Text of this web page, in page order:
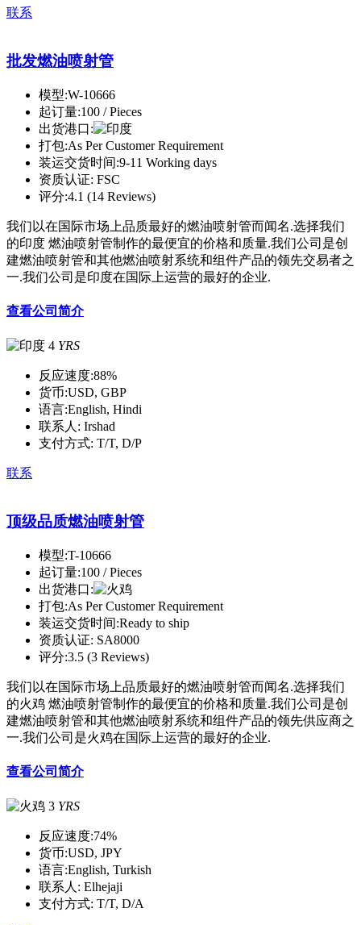
联系
批发燃油喷射管
模型:W-10666
起订量:100 / Pieces
出货港口:
打包:As Per Customer Requirement
装运交货时间:9-11 Working days
资质认证: FSC
评分:4.1 (14 Reviews)
我们以在国际市场上品质最好的燃油喷射管而闻名.选择我们
的印度 燃油喷射管制作的最便宜的价格和质量.我们公司是创
建燃油喷射管和其他燃油喷射系统和组件产品的领先交易者之
一.我们公司是印度在国际上运营的最好的企业.
查看公司简介
4 YRS
反应速度:88%
货币:USD, GBP
语言:English, Hindi
联系人: Irshad
支付方式: T/T, D/P
联系
顶级品质燃油喷射管
模型:T-10666
起订量:100 / Pieces
出货港口:
打包:As Per Customer Requirement
装运交货时间:Ready to ship
资质认证: SA8000
评分:3.5 (3 Reviews)
我们以在国际市场上品质最好的燃油喷射管而闻名.选择我们
的火鸡 燃油喷射管制作的最便宜的价格和质量.我们公司是创
建燃油喷射管和其他燃油喷射系统和组件产品的领先供应商之
一.我们公司是火鸡在国际上运营的最好的企业.
查看公司简介
3 YRS
反应速度:74%
货币:USD, JPY
语言:English, Turkish
联系人: Elhejaji
支付方式: T/T, D/A